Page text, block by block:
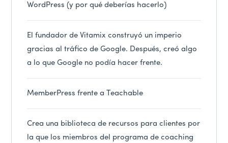
WordPress (y por qué deberías hacerlo)
El fundador de Vitamix construyó un imperio
gracias al tráfico de Google. Después, creó algo
a lo que Google no podía hacer frente.
MemberPress frente a Teachable
Crea una biblioteca de recursos para clientes por
la que los miembros del programa de coaching